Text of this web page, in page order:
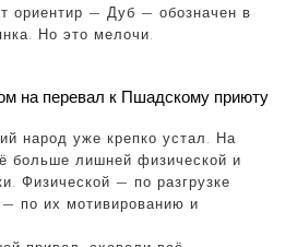
ориентир — Дуб — обозначен в
Но это мелочи.
на перевал к Пшадскому приюту
народ уже крепко устал. На
больше лишней физической и
Физической — по разгрузке
по их мотивированию и